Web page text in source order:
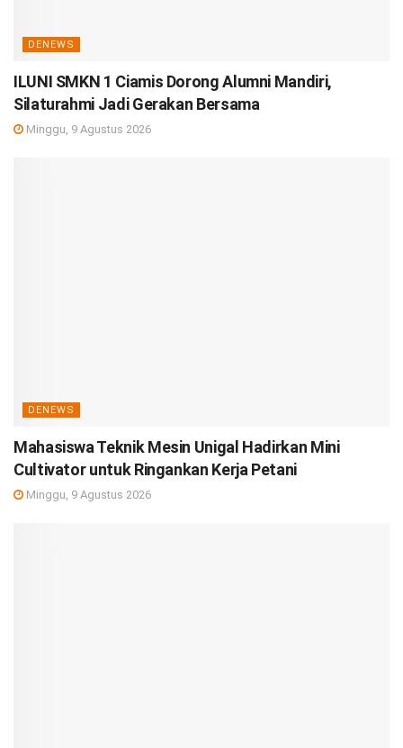
DENEWS
ILUNI SMKN 1 Ciamis Dorong Alumni Mandiri,
Silaturahmi Jadi Gerakan Bersama
Minggu, 9 Agustus 2026
DENEWS
Mahasiswa Teknik Mesin Unigal Hadirkan Mini
Cultivator untuk Ringankan Kerja Petani
Minggu, 9 Agustus 2026